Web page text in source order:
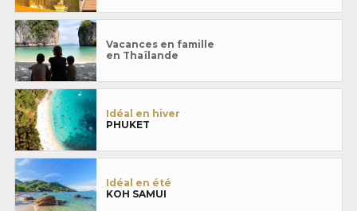
Vacances en famille
en Thaïlande
Idéal en hiver
PHUKET
Idéal en été
KOH SAMUI